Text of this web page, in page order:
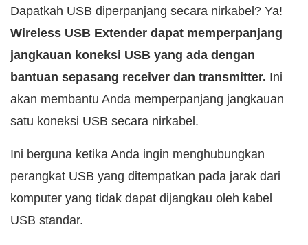
Dapatkah USB diperpanjang secara nirkabel? Ya!
Wireless USB Extender dapat memperpanjang
jangkauan koneksi USB yang ada dengan
bantuan sepasang receiver dan transmitter. Ini
akan membantu Anda memperpanjang jangkauan
satu koneksi USB secara nirkabel.
Ini berguna ketika Anda ingin menghubungkan
perangkat USB yang ditempatkan pada jarak dari
komputer yang tidak dapat dijangkau oleh kabel
USB standar.